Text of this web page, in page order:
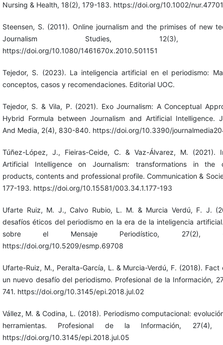
Nursing & Health, 18(2), 179-183. https://doi.org/10.1002/
Steensen, S. (2011). Online journalism and the primises of new
Journalism Studies, 12(3),
https://doi.org/10.1080/1461670x.2010.501151
Tejedor, S. (2023). La inteligencia artificial en el periodismo:
conceptos, casos y recomendaciones. Editorial UOC.
Tejedor, S. & Vila, P. (2021). Exo Journalism: A Conceptual
Hybrid Formula between Journalism and Artificial Intelligence.
And Media, 2(4), 830-840. https://doi.org/10.3390/
Túñez-López, J., Fieiras-Ceide, C. & Vaz-Álvarez, M. (2021).
Artificial Intelligence on Journalism: transformations in the
products, contents and professional profile. Communication &
177-193. https://doi.org/10.15581/003.34.1.177-193
Ufarte Ruiz, M. J., Calvo Rubio, L. M. & Murcia Verdú, F. J.
desafíos éticos del periodismo en la era de la inteligencia
sobre el Mensaje Periodístico, 27(2),
https://doi.org/10.5209/esmp.69708
Ufarte-Ruiz, M., Peralta-García, L. & Murcia-Verdú, F. (2018). Fact
un nuevo desafío del periodismo. Profesional de la Información,
741. https://doi.org/10.3145/epi.2018.jul.02
Vállez, M. & Codina, L. (2018). Periodismo computacional:
herramientas. Profesional de la Información, 27(4),
https://doi.org/10.3145/epi.2018.jul.05